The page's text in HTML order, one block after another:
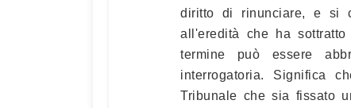
diritto di rinunciare, e si
all'eredità che ha
termine può essere
interrogatoria. Significa
Tribunale che sia fissato